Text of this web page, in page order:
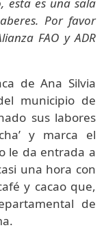
esta es una sala
Por favor
FAO y ADR
de Ana Silvia
municipio de
sus labores
y marca el
le da entrada a
una hora con
y cacao que,
de